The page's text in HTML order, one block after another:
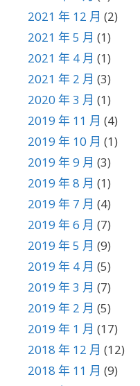
2021 年 12 月 (2)
2021 年 5 月 (1)
2021 年 4 月 (1)
2021 年 2 月 (3)
2020 年 3 月 (1)
2019 年 11 月 (4)
2019 年 10 月 (1)
2019 年 9 月 (3)
2019 年 8 月 (1)
2019 年 7 月 (4)
2019 年 6 月 (7)
2019 年 5 月 (9)
2019 年 4 月 (5)
2019 年 3 月 (7)
2019 年 2 月 (5)
2019 年 1 月 (17)
2018 年 12 月 (12)
2018 年 11 月 (9)